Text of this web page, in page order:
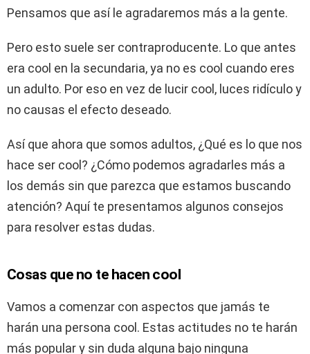
Pensamos que así le agradaremos más a la gente.
Pero esto suele ser contraproducente. Lo que antes
era cool en la secundaria, ya no es cool cuando eres
un adulto. Por eso en vez de lucir cool, luces ridículo y
no causas el efecto deseado.
Así que ahora que somos adultos, ¿Qué es lo que nos
hace ser cool? ¿Cómo podemos agradarles más a
los demás sin que parezca que estamos buscando
atención? Aquí te presentamos algunos consejos
para resolver estas dudas.
Cosas que no te hacen cool
Vamos a comenzar con aspectos que jamás te
harán una persona cool. Estas actitudes no te harán
más popular y sin duda alguna bajo ninguna